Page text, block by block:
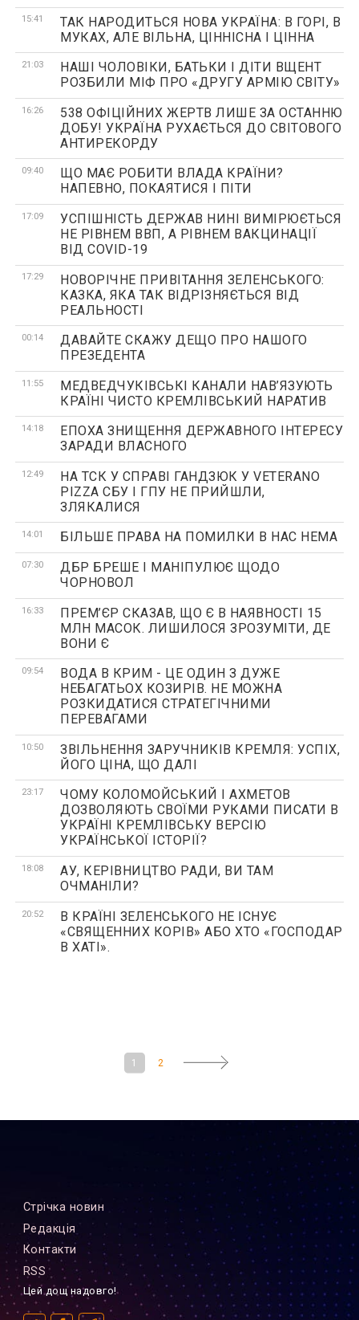
15:41
ТАК НАРОДИТЬСЯ НОВА УКРАЇНА: В ГОРІ, В
МУКАХ, АЛЕ ВІЛЬНА, ЦІННІСНА І ЦІННА
21:03
НАШІ ЧОЛОВІКИ, БАТЬКИ І ДІТИ ВЩЕНТ
РОЗБИЛИ МІФ ПРО «ДРУГУ АРМІЮ СВІТУ»
16:26
538 ОФІЦІЙНИХ ЖЕРТВ ЛИШЕ ЗА ОСТАННЮ
ДОБУ! УКРАЇНА РУХАЄТЬСЯ ДО СВІТОВОГО
АНТИРЕКОРДУ
09:40
ЩО МАЄ РОБИТИ ВЛАДА КРАЇНИ?
НАПЕВНО, ПОКАЯТИСЯ І ПІТИ
17:09
УСПІШНІСТЬ ДЕРЖАВ НИНІ ВИМІРЮЄТЬСЯ
НЕ РІВНЕМ ВВП, А РІВНЕМ ВАКЦИНАЦІЇ
ВІД COVID-19
17:29
НОВОРІЧНЕ ПРИВІТАННЯ ЗЕЛЕНСЬКОГО:
КАЗКА, ЯКА ТАК ВІДРІЗНЯЄТЬСЯ ВІД
РЕАЛЬНОСТІ
00:14
ДАВАЙТЕ СКАЖУ ДЕЩО ПРО НАШОГО
ПРЕЗЕДЕНТА
11:55
МЕДВЕДЧУКІВСЬКІ КАНАЛИ НАВ’ЯЗУЮТЬ
КРАЇНІ ЧИСТО КРЕМЛІВСЬКИЙ НАРАТИВ
14:18
ЕПОХА ЗНИЩЕННЯ ДЕРЖАВНОГО ІНТЕРЕСУ
ЗАРАДИ ВЛАСНОГО
12:49
НА ТСК У СПРАВІ ГАНДЗЮК У VETERANO
PIZZA СБУ І ГПУ НЕ ПРИЙШЛИ,
ЗЛЯКАЛИСЯ
14:01 БІЛЬШЕ ПРАВА НА ПОМИЛКИ В НАС НЕМА
07:30
ДБР БРЕШЕ І МАНІПУЛЮЄ ЩОДО
ЧОРНОВОЛ
16:33
ПРЕМ’ЄР СКАЗАВ, ЩО Є В НАЯВНОСТІ 15
МЛН МАСОК. ЛИШИЛОСЯ ЗРОЗУМІТИ, ДЕ
ВОНИ Є
09:54
ВОДА В КРИМ - ЦЕ ОДИН З ДУЖЕ
НЕБАГАТЬОХ КОЗИРІВ. НЕ МОЖНА
РОЗКИДАТИСЯ СТРАТЕГІЧНИМИ
ПЕРЕВАГАМИ
10:50
ЗВІЛЬНЕННЯ ЗАРУЧНИКІВ КРЕМЛЯ: УСПІХ,
ЙОГО ЦІНА, ЩО ДАЛІ
23:17
ЧОМУ КОЛОМОЙСЬКИЙ І АХМЕТОВ
ДОЗВОЛЯЮТЬ СВОЇМИ РУКАМИ ПИСАТИ В
УКРАЇНІ КРЕМЛІВСЬКУ ВЕРСІЮ
УКРАЇНСЬКОЇ ІСТОРІЇ?
18:08
АУ, КЕРІВНИЦТВО РАДИ, ВИ ТАМ
ОЧМАНІЛИ?
20:52
В КРАЇНІ ЗЕЛЕНСЬКОГО НЕ ІСНУЄ
«СВЯЩЕННИХ КОРІВ» АБО ХТО «ГОСПОДАР
В ХАТІ».
1 2
Стрiчка новин
Редакцiя
Контакти
RSS
Цей дощ надовго!